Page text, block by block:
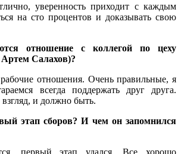
уверенность приходит с каждым
на сто процентов и доказывать свою
отношение с коллегой по цеху
Салахов)?
отношения. Очень правильные, я
всегда поддержать друг друга.
и должно быть.
этап сборов? И чем он запомнился
первый этап удался. Все хорошо